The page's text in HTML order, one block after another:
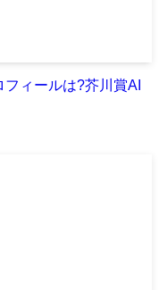
ィールは?芥川賞AI